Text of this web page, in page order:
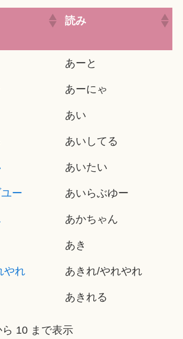
読み
あーと
あーにゃ
あい
あいしてる
あいたい
ー あいらぶゆー
あかちゃん
あき
やれ あきれ/やれやれ
あきれる
10 まで表示